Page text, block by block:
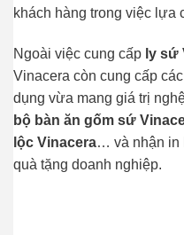
khách hàng trong việc lựa
Ngoài việc cung cấp ly sứ
Vinacera còn cung cấp
dụng vừa mang giá trị
bộ bàn ăn gốm sứ
lộc Vinacera… và nhận in
quà tặng doanh nghiệp.